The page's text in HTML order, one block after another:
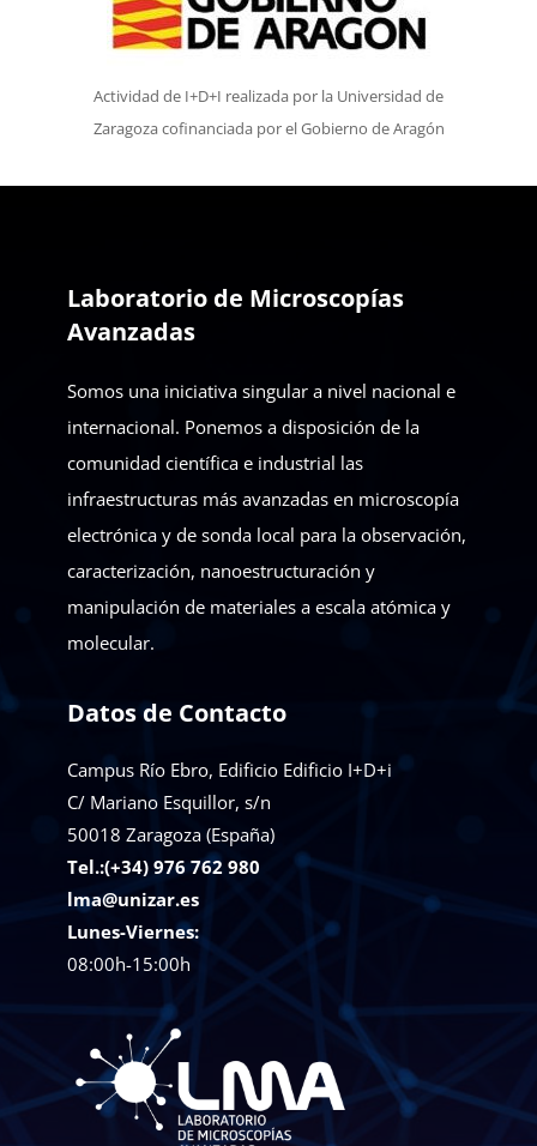
Actividad de I+D+I realizada por la Universidad de
Zaragoza cofinanciada por el Gobierno de Aragón
Laboratorio de Microscopías
Avanzadas
Somos una iniciativa singular a nivel nacional e
internacional. Ponemos a disposición de la
comunidad científica e industrial las
infraestructuras más avanzadas en microscopía
electrónica y de sonda local para la observación,
caracterización, nanoestructuración y
manipulación de materiales a escala atómica y
molecular.
Datos de Contacto
Campus Río Ebro, Edificio Edificio I+D+i
C/ Mariano Esquillor, s/n
50018 Zaragoza (España)
Tel.:(+34) 976 762 980
lma@unizar.es
Lunes-Viernes:
08:00h-15:00h